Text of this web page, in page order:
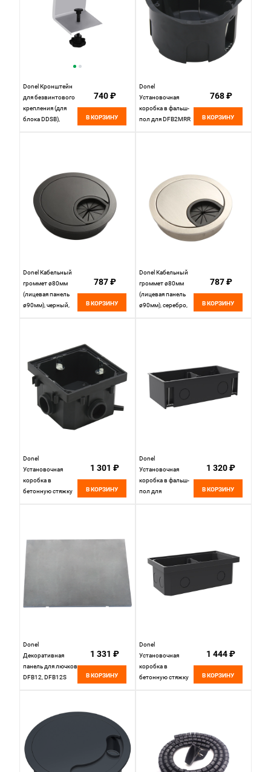
Donel Кронштейн
для безвинтового
крепления (для
блока DDSB),
740 ₽
В КОРЗИНУ
Donel
Установочная
коробка в фальш-
пол для DFB2MRR
768 ₽
В КОРЗИНУ
Donel Кабельный
громмет ø80мм
(лицевая панель
ø90мм), черный,
787 ₽
В КОРЗИНУ
Donel Кабельный
громмет ø80мм
(лицевая панель
ø90мм), серебро,
787 ₽
В КОРЗИНУ
Donel
Установочная
коробка в
бетонную стяжку
1 301 ₽
В КОРЗИНУ
Donel
Установочная
коробка в фальш-
пол для
1 320 ₽
В КОРЗИНУ
Donel
Декоративная
панель для лючков
DFB12, DFB12S
1 331 ₽
В КОРЗИНУ
Donel
Установочная
коробка в
бетонную стяжку
1 444 ₽
В КОРЗИНУ